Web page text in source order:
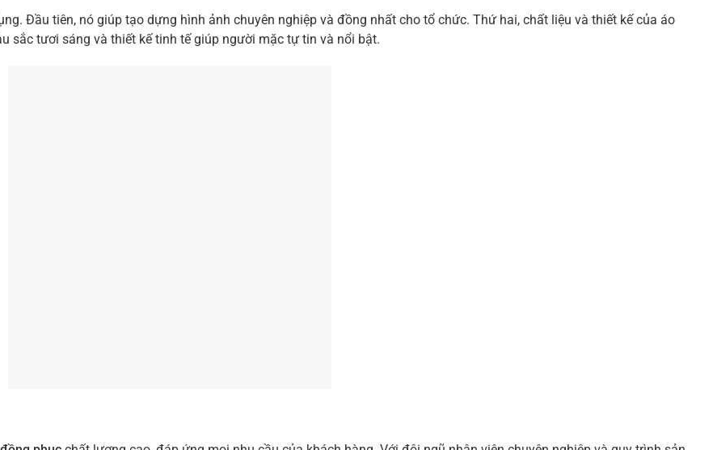
Đầu tiên, nó giúp tạo dựng hình ảnh chuyên nghiệp và đồng nhất cho tổ chức. Thứ hai, chất liệu và thiết kế của áo
sắc tươi sáng và thiết kế tinh tế giúp người mặc tự tin và nổi bật.